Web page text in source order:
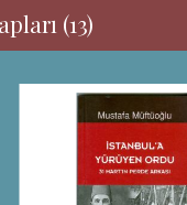
(13)